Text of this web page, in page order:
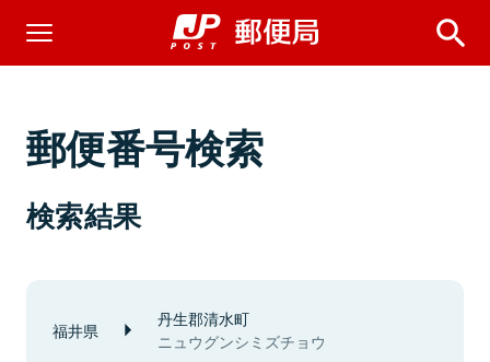
郵便番号検索
検索結果
福井県 丹生郡清水町
ニュウグンシミズチョウ